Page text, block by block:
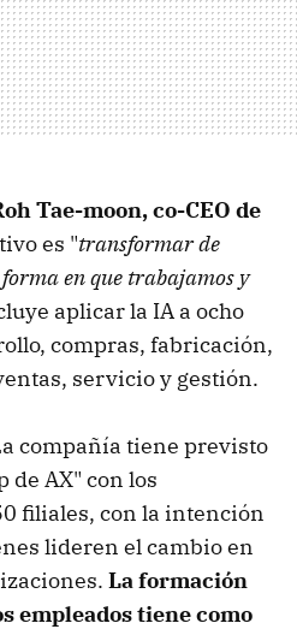
Tae-moon, co-CEO de
es "transformar de
en que trabajamos y
aplicar la IA a ocho
compras, fabricación,
servicio y gestión.
compañía tiene previsto
de AX" con los
filiales, con la intención
lideren el cambio en
La formación
empleados tiene como